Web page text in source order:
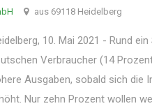
aus 69118 Heidelberg
10. Mai 2021 - Rund
Verbraucher (14
Ausgaben, sobald sich die
Nur zehn Prozent wollen